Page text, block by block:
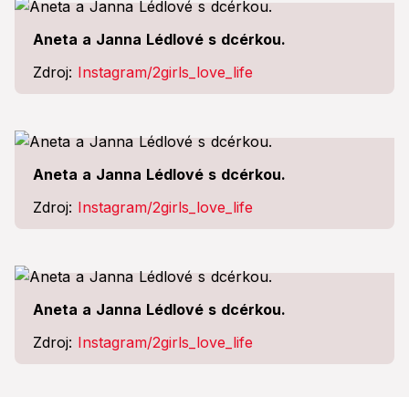
Aneta a Janna Lédlové s dcérkou.
Zdroj: Instagram/2girls_love_life
Aneta a Janna Lédlové s dcérkou.
Zdroj: Instagram/2girls_love_life
Aneta a Janna Lédlové s dcérkou.
Zdroj: Instagram/2girls_love_life